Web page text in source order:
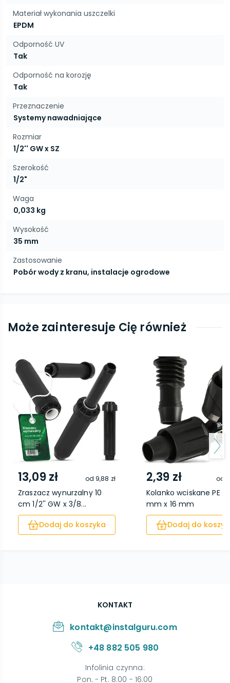
Materiał wykonania uszczelki
EPDM
Odporność UV
Tak
Odporność na korozję
Tak
Przeznaczenie
Systemy nawadniające
Rozmiar
1/2'' GW x SZ
Szerokość
1/2"
Waga
0,033 kg
Wysokość
35 mm
Zastosowanie
Pobór wody z kranu, instalacje ogrodowe
Może zainteresuje Cię również
13,09 zł od 9,88 zł
Zraszacz wynurzalny 10
cm 1/2'' GW x 3/8...
Dodaj do koszyka
2,39 zł od
Kolanko wciskane PE
mm x 16 mm
Dodaj do
KONTAKT
kontakt@instalguru.com
+48 882 505 980
Infolinia czynna:
Pon. - Pt. 8:00 - 16:00